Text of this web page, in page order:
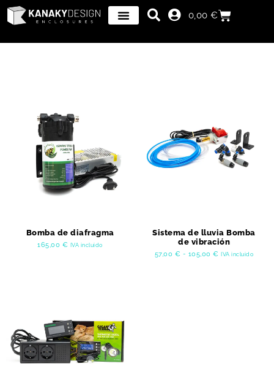
0,00€
Bomba de diafragma
165,00 € IVA incluido
Sistema de lluvia Bomba
de vibración
57,00 € - 105,00€ IVA incluido